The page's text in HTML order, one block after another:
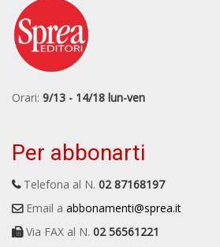
Orari: 9/13 - 14/18 lun-ven
Per abbonarti
Telefona al N. 02 87168197
Email a abbonamenti@sprea.it
Via FAX al N. 02 56561221